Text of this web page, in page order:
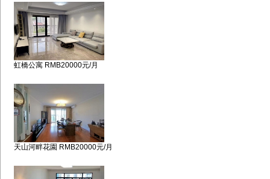
虹橋公寓 RMB20000元/月
天山河畔花園 RMB20000元/月